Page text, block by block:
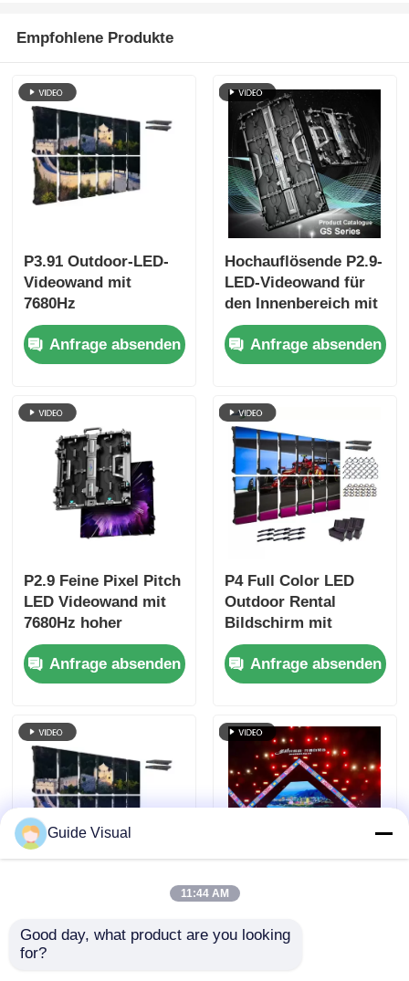
Empfohlene Produkte
P3.91 Outdoor-LED-
Videowand mit
7680Hz
Erfrischungsrate,
Farbbildschirm und
IP65-Schutz für
Bühnenveranstaltungen
Anfrage absenden
Hochauflösende P2.9-
LED-Videowand für
den Innenbereich mit
2,9 mm Pixelabstand,
3840 Hz
Bildwiederholfrequenz
Helligkeit
Anfrage absenden
P2.9 Feine Pixel Pitch
LED Videowand mit
7680Hz hoher
Erfrischungsrate und
Dual Power & Signal
Backup für
Anfrage absenden
P4 Full Color LED
Outdoor Rental
Bildschirm mit
7680Hz
Auffrischungsrate
und IP65 Wasserdicht
Wandbildschirm
Anfrage absenden
IP65 wasserdichte
LED-Videowand mit
Guide Visual GS-
Außenvermietung
Guide Visual
11:44 AM
Good day, what product are you looking
for?